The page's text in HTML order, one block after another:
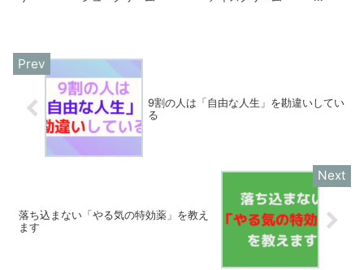
9割の人は「自由な人生」を勘違いしてい
る
落ち込まない「やる気の特効薬」を教え
ます